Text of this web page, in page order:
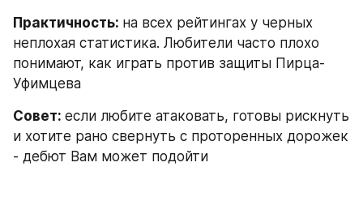
Практичность: на всех рейтингах у черных
неплохая статистика. Любители часто плохо
понимают, как играть против защиты Пирца-
Уфимцева
Совет: если любите атаковать, готовы рискнуть
и хотите рано свернуть с проторенных дорожек
- дебют Вам может подойти